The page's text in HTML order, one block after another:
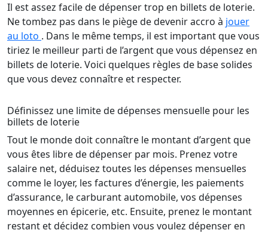
Il est assez facile de dépenser trop en billets de loterie.
Ne tombez pas dans le piège de devenir accro à jouer
au loto . Dans le même temps, il est important que vous
tiriez le meilleur parti de l’argent que vous dépensez en
billets de loterie. Voici quelques règles de base solides
que vous devez connaître et respecter.
Définissez une limite de dépenses mensuelle pour les
billets de loterie
Tout le monde doit connaître le montant d’argent que
vous êtes libre de dépenser par mois. Prenez votre
salaire net, déduisez toutes les dépenses mensuelles
comme le loyer, les factures d’énergie, les paiements
d’assurance, le carburant automobile, vos dépenses
moyennes en épicerie, etc. Ensuite, prenez le montant
restant et décidez combien vous voulez dépenser en